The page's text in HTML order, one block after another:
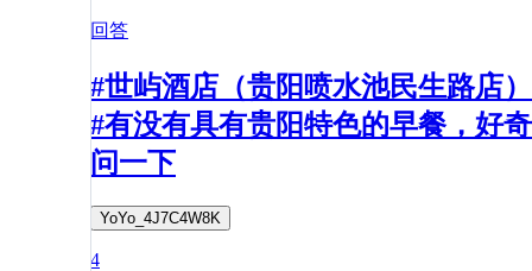
回答
#世屿酒店（贵阳喷水池民生路店）
#有没有具有贵阳特色的早餐，好奇
问一下
YoYo_4J7C4W8K
4